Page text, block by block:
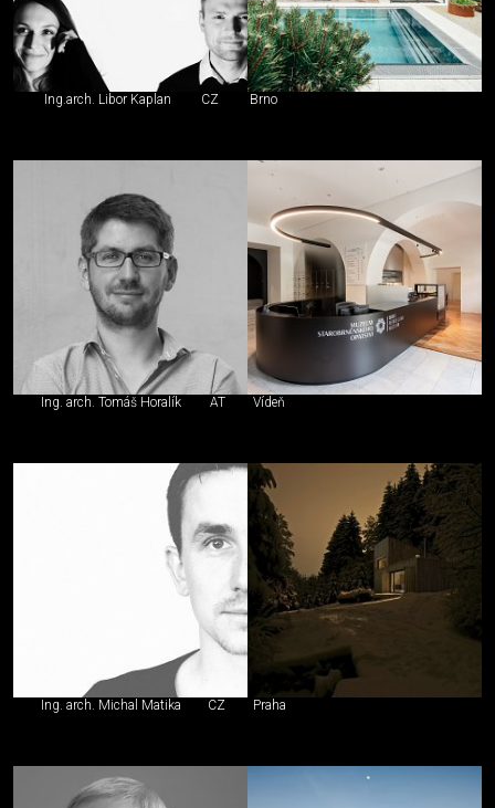
Ing.arch. Libor Kaplan CZ Brno
Ing. arch. Tomáš Horalík AT Vídeň
Ing. arch. Michal Matika CZ Praha